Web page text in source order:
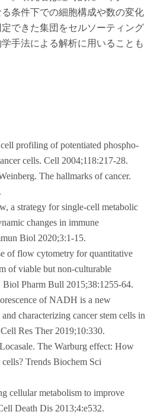
条件下での細胞構成や数の変化
できた集団をセルソーティング
手法による解析に用いることも
profiling of potentiated phospho-
cells. Cell 2004;118:217-28.
The hallmarks of cancer.
a strategy for single-cell metabolic
changes in immune
Biol 2020;3:1-15.
of flow cytometry for quantitative
of viable but non-culturable
Pharm Bull 2015;38:1255-64.
of NADH is a new
characterizing cancer stem cells in
Res Ther 2019;10:330.
The Warburg effect: How
Trends Biochem Sci
cellular metabolism to improve
Death Dis 2013;4:e532.